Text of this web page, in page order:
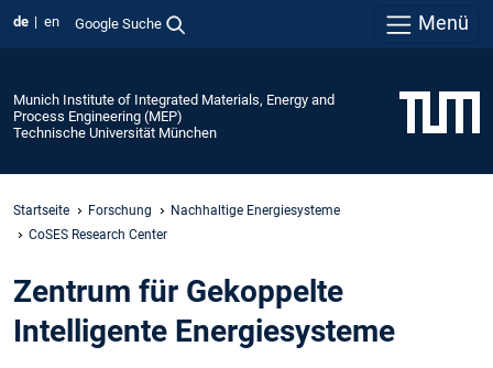
de en Google Suche Menü
Munich Institute of Integrated Materials, Energy and
Process Engineering (MEP)
Technische Universität München
Startseite Forschung
Nachhaltige Energiesysteme
CoSES Research Center
Zentrum für Gekoppelte
Intelligente Energiesysteme